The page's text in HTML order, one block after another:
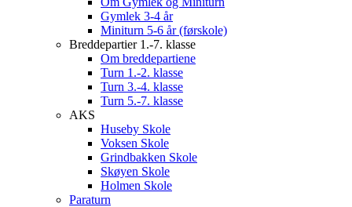
Gymlek 3-4 år
Miniturn 5-6 år (førskole)
Breddepartier 1.-7. klasse
Om breddepartiene
Turn 1.-2. klasse
Turn 3.-4. klasse
Turn 5.-7. klasse
AKS
Huseby Skole
Voksen Skole
Grindbakken Skole
Skøyen Skole
Holmen Skole
Paraturn